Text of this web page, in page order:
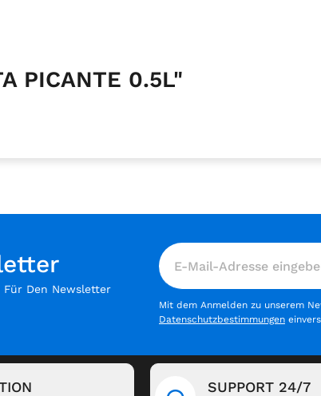
PICANTE 0.5L"
Den Newsletter
Mit dem Anmelden zu unserem
Datenschutzbestimmungen
SUPPORT 24/7